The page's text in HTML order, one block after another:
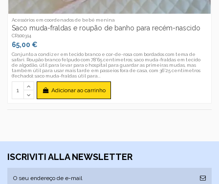
Acessórios em coordenados de bebé menina
Saco muda-fraldas e roupão de banho para recém-nascido
CR100314
65,00 €
Conjunto a condizer em tecido branco e cor-de-rosa com bordados com tema de
safari. Roupão branco felpudo com 78*65 centímetros; saco muda-fraldas em tecido
de algodão, útil para levar para o hospital para guardar as primeiras mudas, mas
também útil para usar mais tarde em passeios fora de casa, com 36*25 centímetros
(fechado); saco muda-fraldas útil para...
Adicionar ao carrinho
ISCRIVITI ALLA NEWSLETTER